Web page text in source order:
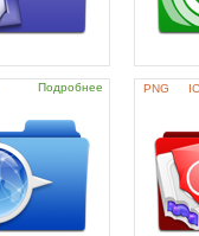
Подробнее PNG